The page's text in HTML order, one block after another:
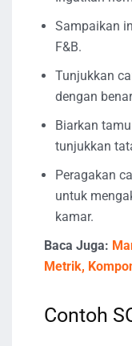
Sampaikan
F&B.
Tunjukkan
dengan
Biarkan
tunjukkan
Peragakan
untuk
kamar.
Baca Juga:
Metrik,
Contoh